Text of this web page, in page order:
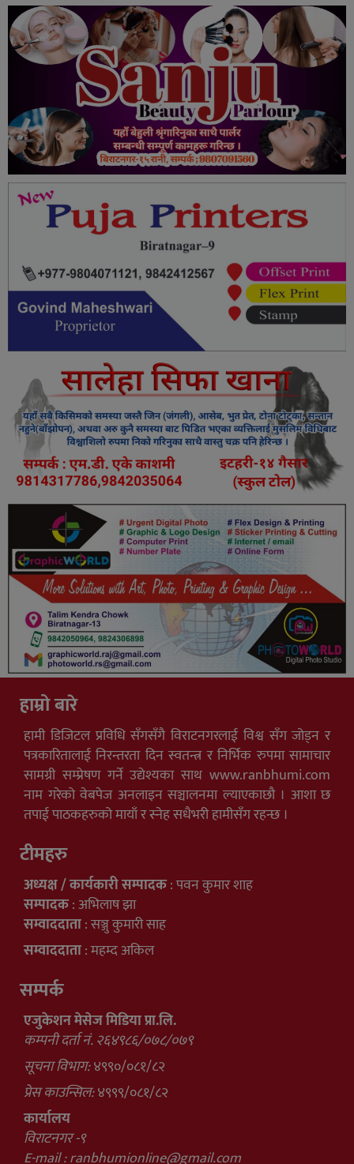
हाम्रो बारे
हामी डिजिटल प्रविधि सँगसँगै विराटनगरलाई विश्व सँग जोड्न र
पत्रकारितालाई निरन्तरता दिन स्वतन्त्र र निर्भिक रुपमा सामाचार
सामग्री सम्प्रेषण गर्ने उद्येश्यका साथ www.ranbhumi.com
नाम गरेको वेबपेज अनलाइन सञ्चालनमा ल्याएकाछौ । आशा छ
तपाई पाठकहरुको मायाँ र स्नेह सधैभरी हामीसँग रहन्छ ।
टीमहरु
अध्यक्ष / कार्यकारी सम्पादक: पवन कुमार शाह
सम्पादक: अभिलाष झा
सम्वाददाता: सञ्जु कुमारी साह
सम्वाददाता: महम्द अकिल
सम्पर्क
एजुकेशन मेसेज मिडिया प्रा.लि.
कम्पनी दर्ता नं. २६४९८६/०७८/०७९
सूचना विभाग:४९९०/०८१/८२
प्रेस काउन्सिल:४९९९/०८१/८२
कार्यालय
विराटनगर -९
E-mail :ranbhumionline@gmail.com